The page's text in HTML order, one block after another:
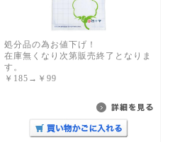
処分品の為お値下げ！
在庫無くなり次第販売終了となりま
す。
￥185→￥99